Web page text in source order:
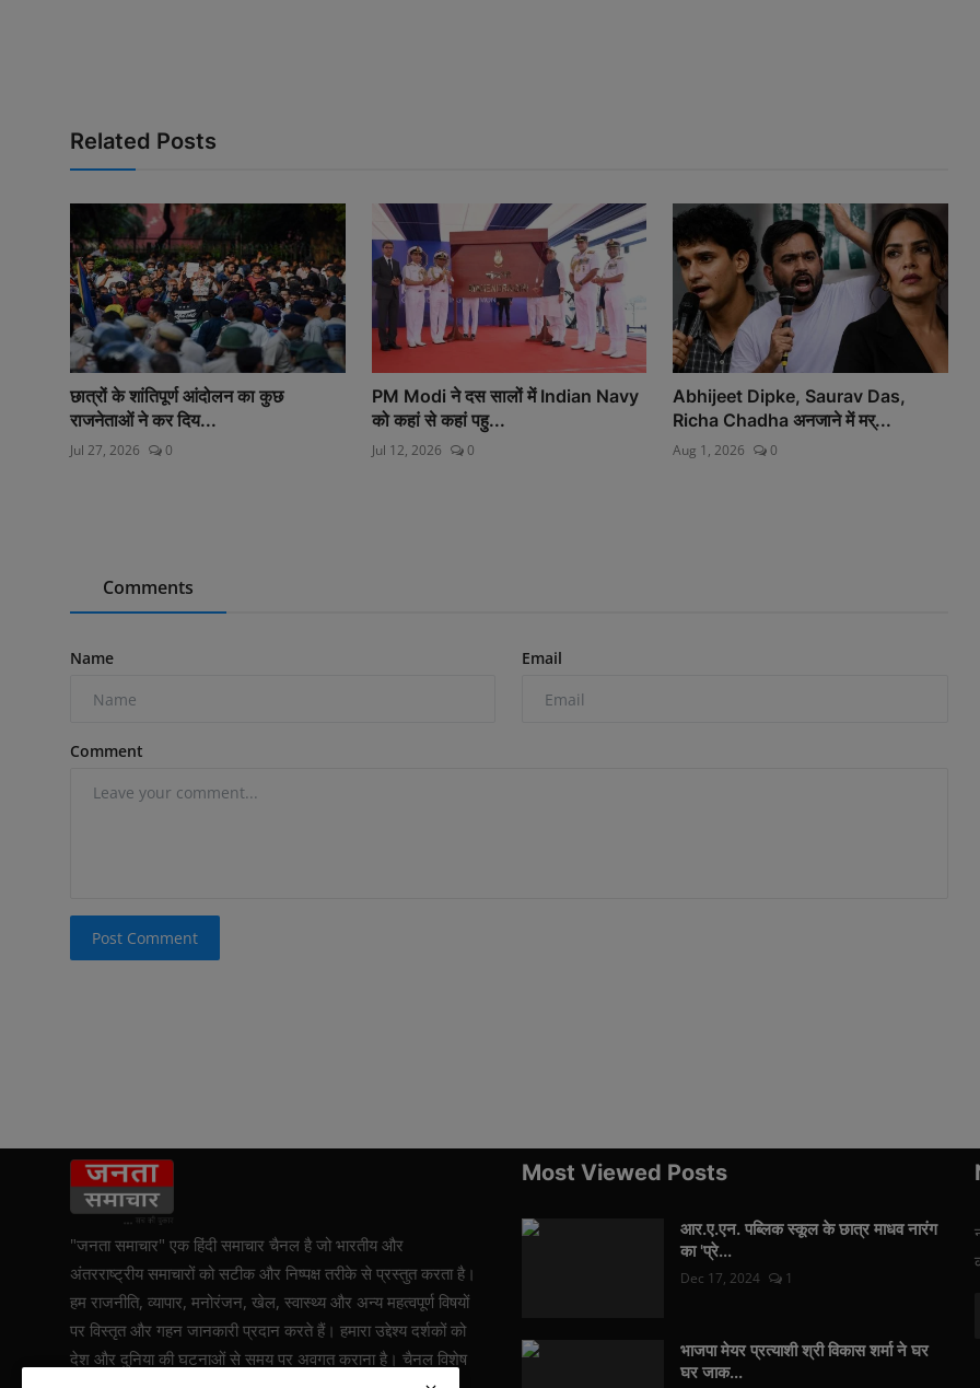
Related Posts
छात्रों के शांतिपूर्ण आंदोलन का कुछ
राजनेताओं ने कर दिय...
Jul 27, 2026 0
PM Modi ने दस सालों में Indian Navy
को कहां से कहां पहु...
Jul 12, 2026 0
Abhijeet Dipke, Saurav Das,
Richa Chadha अनजाने में मर्...
Aug 1, 2026 0
Comments
Name Email
Comment
Post Comment
"जनता समाचार" एक हिंदी समाचार चैनल है जो भारतीय और
अंतरराष्ट्रीय समाचारों को सटीक और निष्पक्ष तरीके से प्रस्तुत करता है।
हम राजनीति, व्यापार, मनोरंजन, खेल, स्वास्थ्य और अन्य महत्वपूर्ण विषयों
पर विस्तृत और गहन जानकारी प्रदान करते हैं। हमारा उद्देश्य दर्शकों को
देश और दुनिया की घटनाओं से समय पर अवगत कराना है। चैनल विशेष
Most Viewed Posts
आर.ए.एन. पब्लिक स्कूल के छात्र माधव नारंग
का 'प्रे...
Dec 17, 2024 1
भाजपा मेयर प्रत्याशी श्री विकास शर्मा ने घर
घर जाक...